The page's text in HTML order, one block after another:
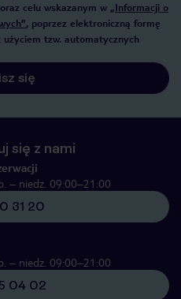
celu wskazanym w „Informacji o
, poprzez elektroniczną formę
tzw. automatycznych
się
się z nami
– niedz. 09:00–21:00
31 20
– niedz. 09:00–21:00
04 02